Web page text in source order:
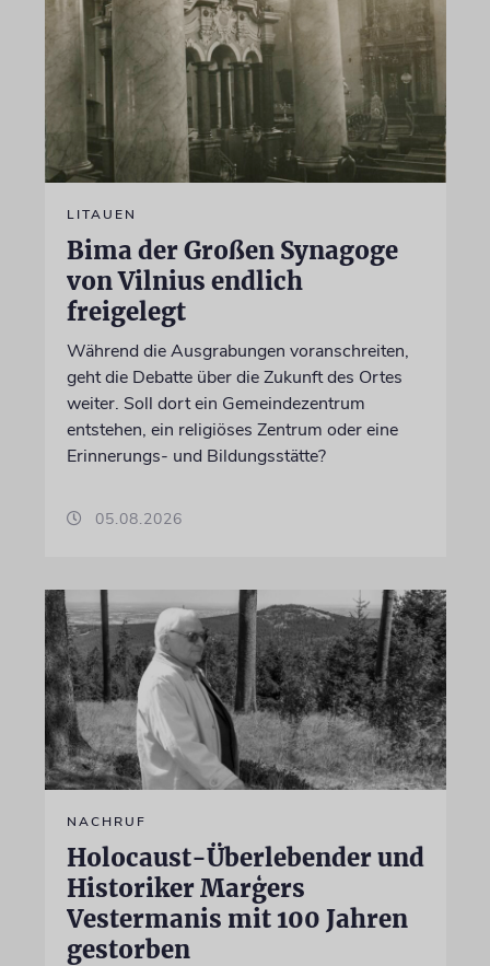
LITAUEN
Bima der Großen Synagoge
von Vilnius endlich
freigelegt
Während die Ausgrabungen voranschreiten,
geht die Debatte über die Zukunft des Ortes
weiter. Soll dort ein Gemeindezentrum
entstehen, ein religiöses Zentrum oder eine
Erinnerungs- und Bildungsstätte?
05.08.2026
NACHRUF
Holocaust-Überlebender und
Historiker Marģers
Vestermanis mit 100 Jahren
gestorben